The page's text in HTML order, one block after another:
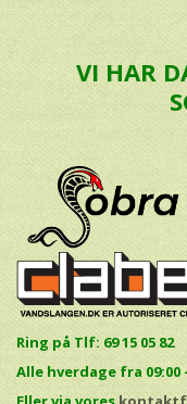
VI HAR
Ring på Tlf: 69 15 05 82
Alle hverdage fra 09:00